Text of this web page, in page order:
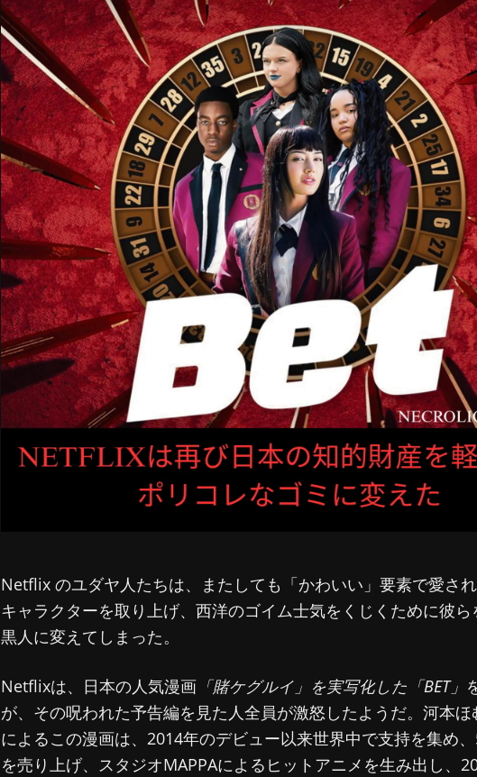
Netflix のユダヤ人たちは、またしても「かわいい」要素で愛さ
キャラクターを取り上げ、西洋のゴイム士気をくじくために彼ら
黒人に変えてしまった。
Netflixは、日本の人気漫画 「賭ケグルイ」を実写化した 「BET」
が、その呪われた予告編を見た人全員が激怒したようだ。河本ほ
によるこの漫画は、2014年のデビュー以来世界中で支持を集め
を売り上げ、スタジオMAPPAによるヒットアニメを生み出し、